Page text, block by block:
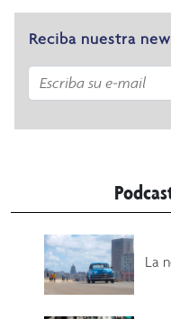
Reciba nuestra
La